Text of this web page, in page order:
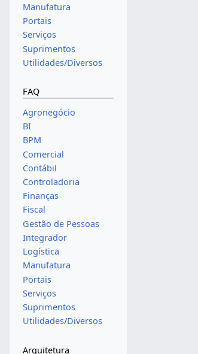
Manufatura
Portais
Serviços
Suprimentos
Utilidades/Diversos
FAQ
Agronegócio
BI
BPM
Comercial
Contábil
Controladoria
Finanças
Fiscal
Gestão de Pessoas
Integrador
Logística
Manufatura
Portais
Serviços
Suprimentos
Utilidades/Diversos
Arquitetura